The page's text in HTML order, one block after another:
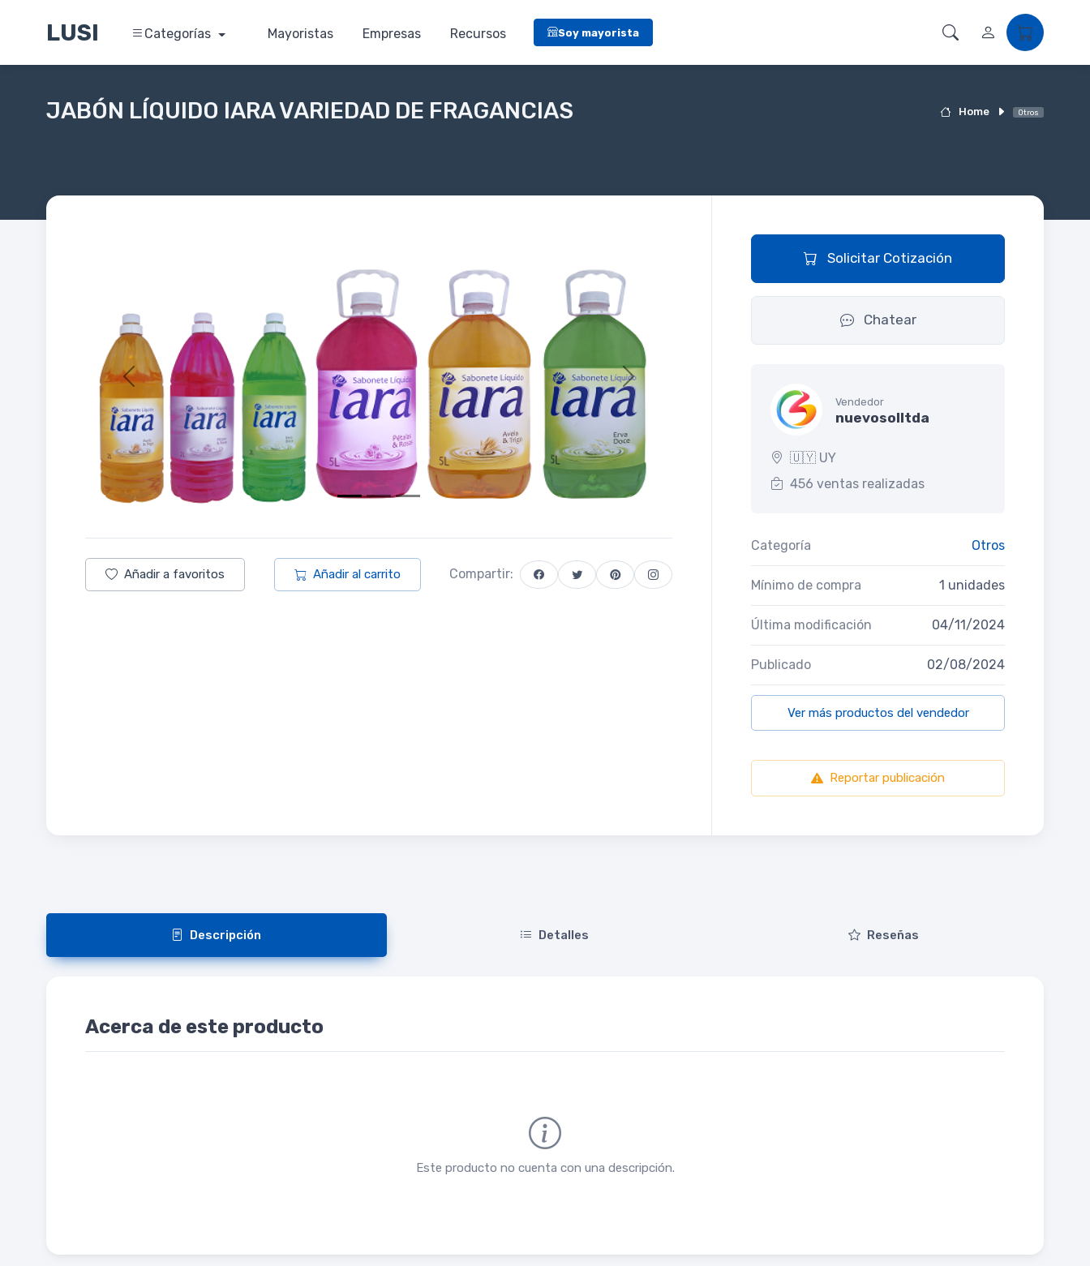
LUSI Categorías Mayoristas Empresas Recursos Soy mayorista
Home Otros
JABÓN LÍQUIDO IARA VARIEDAD DE FRAGANCIAS
Previous Next
Añadir a favoritos Añadir al carrito Compartir:
Solicitar Cotización
Chatear
Vendedor
nuevosolltda
🇺🇾 UY
456 ventas realizadas
Categoría Otros
Mínimo de compra 1 unidades
Última modificación 04/11/2024
Publicado 02/08/2024
Ver más productos del vendedor
Reportar publicación
Descripción Detalles Reseñas
Acerca de este producto
Este producto no cuenta con una descripción.